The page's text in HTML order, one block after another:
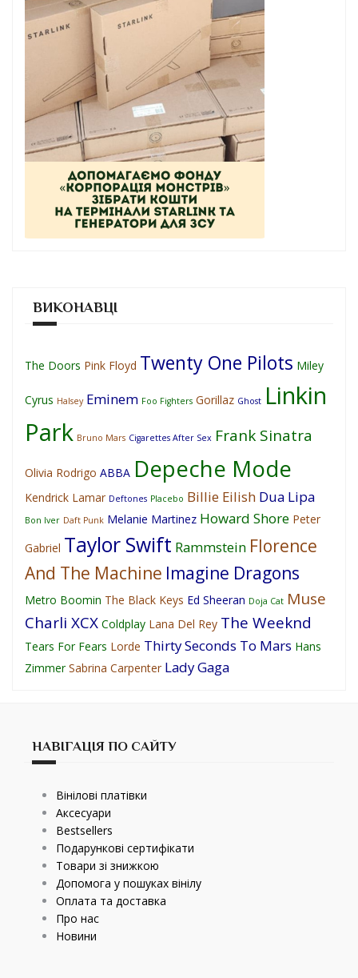
ВИКОНАВЦІ
The Doors Pink Floyd Twenty One Pilots Miley
Cyrus Halsey Eminem Foo Fighters Gorillaz Ghost Linkin
Park Bruno Mars Cigarettes After Sex Frank Sinatra
Olivia Rodrigo ABBA Depeche Mode
Kendrick Lamar Deftones Placebo Billie Eilish Dua Lipa
Bon Iver Daft Punk Melanie Martinez Howard Shore Peter
Gabriel Taylor Swift Rammstein Florence
And The Machine Imagine Dragons
Metro Boomin The Black Keys Ed Sheeran Doja Cat Muse
Charli XCX Coldplay Lana Del Rey The Weeknd
Tears For Fears Lorde Thirty Seconds To Mars Hans
Zimmer Sabrina Carpenter Lady Gaga
НАВІГАЦІЯ ПО САЙТУ
Вінілові платівки
Аксесуари
Bestsellers
Подарункові сертифікати
Товари зі знижкою
Допомога у пошуках вінілу
Оплата та доставка
Про нас
Новини